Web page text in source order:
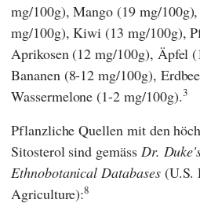
mg/100g), Mango (19 mg/
mg/100g), Kiwi (13 mg/100g),
Aprikosen (12 mg/100g), Äpfel
Bananen (8-12 mg/100g),
Wassermelone (1-2 mg/100g).3
Pflanzliche Quellen mit den
Sitosterol sind gemäss Dr.
Ethnobotanical Databases(U.S.
Agriculture):8